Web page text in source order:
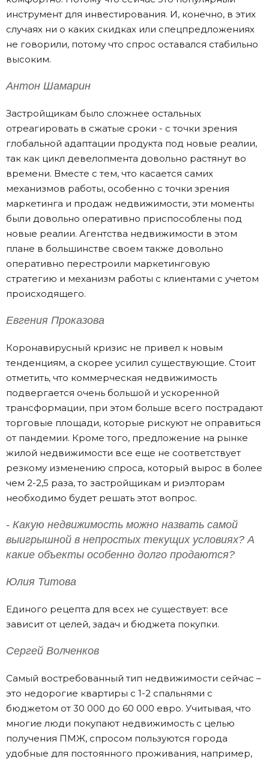
инструмент для инвестирования. И, конечно, в этих
случаях ни о каких скидках или спецпредложениях
не говорили, потому что спрос оставался стабильно
высоким.
Антон Шамарин
Застройщикам было сложнее остальных
отреагировать в сжатые сроки - с точки зрения
глобальной адаптации продукта под новые реалии,
так как цикл девелопмента довольно растянут во
времени. Вместе с тем, что касается самих
механизмов работы, особенно с точки зрения
маркетинга и продаж недвижимости, эти моменты
были довольно оперативно приспособлены под
новые реалии. Агентства недвижимости в этом
плане в большинстве своем также довольно
оперативно перестроили маркетинговую
стратегию и механизм работы с клиентами с учетом
происходящего.
Евгения Проказова
Коронавирусный кризис не привел к новым
тенденциям, а скорее усилил существующие. Стоит
отметить, что коммерческая недвижимость
подвергается очень большой и ускоренной
трансформации, при этом больше всего пострадают
торговые площади, которые рискуют не оправиться
от пандемии. Кроме того, предложение на рынке
жилой недвижимости все еще не соответствует
резкому изменению спроса, который вырос в более
чем 2-2,5 раза, то застройщикам и риэлторам
необходимо будет решать этот вопрос.
- Какую недвижимость можно назвать самой
выигрышной в непростых текущих условиях? А
какие объекты особенно долго продаются?
Юлия Титова
Единого рецепта для всех не существует: все
зависит от целей, задач и бюджета покупки.
Сергей Волченков
Самый востребованный тип недвижимости сейчас –
это недорогие квартиры с 1-2 спальнями с
бюджетом от 30 000 до 60 000 евро. Учитывая, что
многие люди покупают недвижимость с целью
получения ПМЖ, спросом пользуются города
удобные для постоянного проживания, например,